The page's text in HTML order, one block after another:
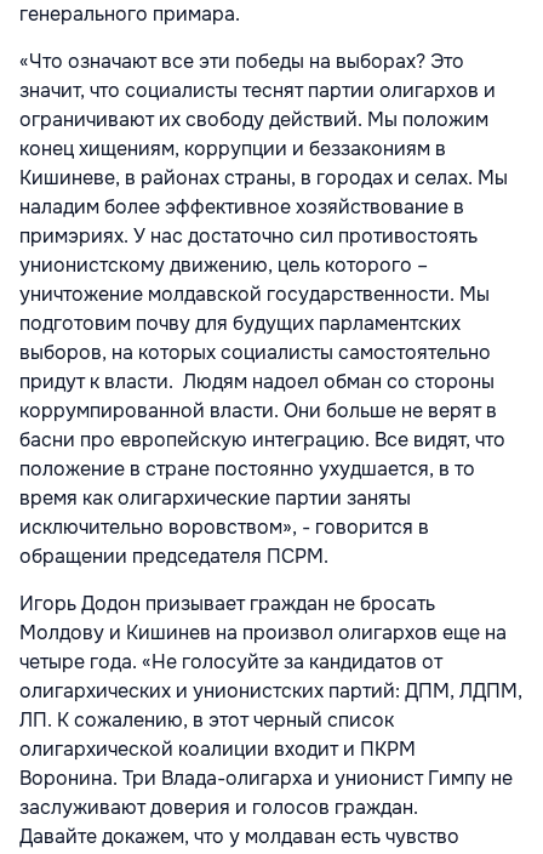
генерального примара.
«Что означают все эти победы на выборах? Это
значит, что социалисты теснят партии олигархов и
ограничивают их свободу действий. Мы положим
конец хищениям, коррупции и беззакониям в
Кишиневе, в районах страны, в городах и селах. Мы
наладим более эффективное хозяйствование в
примэриях. У нас достаточно сил противостоять
унионистскому движению, цель которого –
уничтожение молдавской государственности. Мы
подготовим почву для будущих парламентских
выборов, на которых социалисты самостоятельно
придут к власти. Людям надоел обман со стороны
коррумпированной власти. Они больше не верят в
басни про европейскую интеграцию. Все видят, что
положение в стране постоянно ухудшается, в то
время как олигархические партии заняты
исключительно воровством», - говорится в
обращении председателя ПСРМ.
Игорь Додон призывает граждан не бросать
Молдову и Кишинев на произвол олигархов еще на
четыре года. «Не голосуйте за кандидатов от
олигархических и унионистских партий: ДПМ, ЛДПМ,
ЛП. К сожалению, в этот черный список
олигархической коалиции входит и ПКРМ
Воронина. Три Влада-олигарха и унионист Гимпу не
заслуживают доверия и голосов граждан.
Давайте докажем, что у молдаван есть чувство